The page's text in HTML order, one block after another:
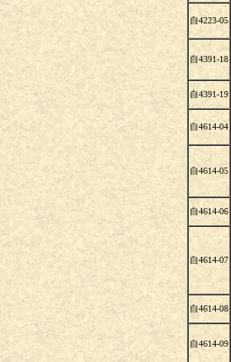
自4223-05
自4391-18
自4391-19
自4614-04
自4614-05
自4614-06
自4614-07
自4614-08
自4614-09